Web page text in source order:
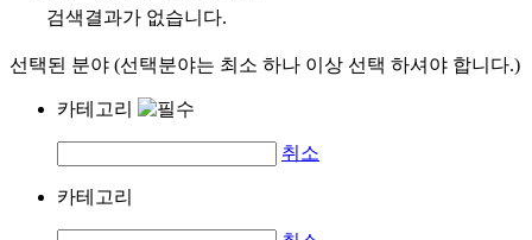
검색결과가 없습니다.
선택된 분야 (선택분야는 최소 하나 이상 선택 하셔야 합니다.)
카테고리
취소
카테고리